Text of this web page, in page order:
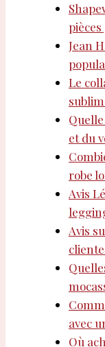
Jean
Le
et du
robe
Avis
Avis
avec
Où